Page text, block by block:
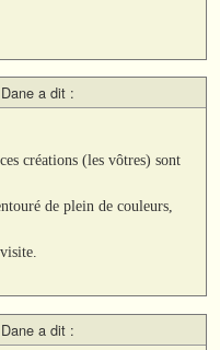
Dane a dit :
créations (les vôtres) sont
de plein de couleurs,
Dane a dit :